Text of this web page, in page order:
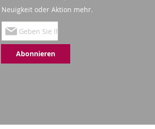
Neuigkeit oder Aktion mehr.
Melden
Sie
Abonnieren